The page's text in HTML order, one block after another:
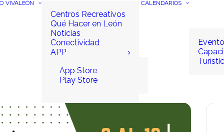
VIVALEÓN
Centros Recreativos
Qué Hacer en León
Noticias
Conectividad
APP
App Store
Play Store
CALENDARIOS